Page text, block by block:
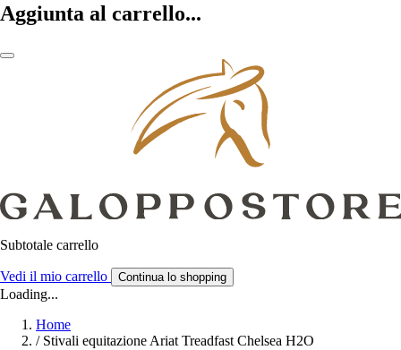
Aggiunta al carrello...
Subtotale carrello
Vedi il mio carrello Continua lo shopping
Loading...
Home
/ Stivali equitazione Ariat Treadfast Chelsea H2O